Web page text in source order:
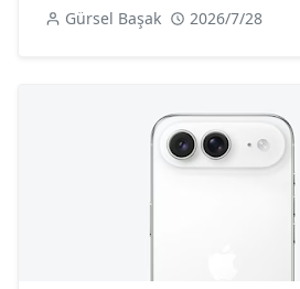
Gürsel Başak 2026/7/28